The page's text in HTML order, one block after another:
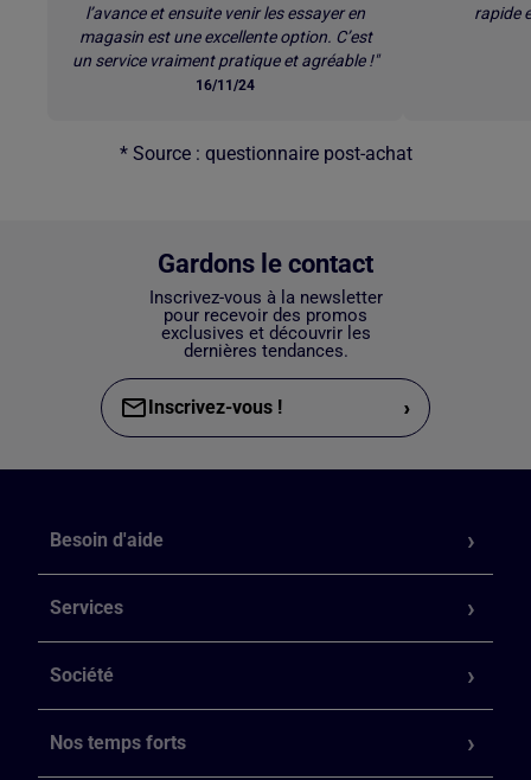
l’avance et ensuite venir les essayer en
magasin est une excellente option. C’est
un service vraiment pratique et agréable !"
16/11/24
rapide
* Source : questionnaire post-achat
Gardons le contact
Inscrivez-vous à la newsletter
pour recevoir des promos
exclusives et découvrir les
dernières tendances.
Inscrivez-vous ! ›
Besoin d'aide
Services
Société
Nos temps forts